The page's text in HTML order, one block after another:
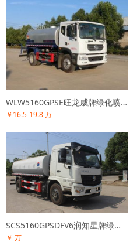
WLW5160GPSE旺龙威牌绿化喷洒车
￥16.5-19.8 万
SCS5160GPSDFV6润知星牌绿化喷洒车
￥ 万